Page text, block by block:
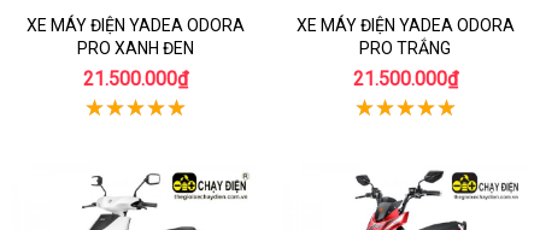
XE MÁY ĐIỆN YADEA ODORA
PRO XANH ĐEN
21.500.000₫
XE MÁY ĐIỆN YADEA ODORA
PRO TRẮNG
21.500.000₫